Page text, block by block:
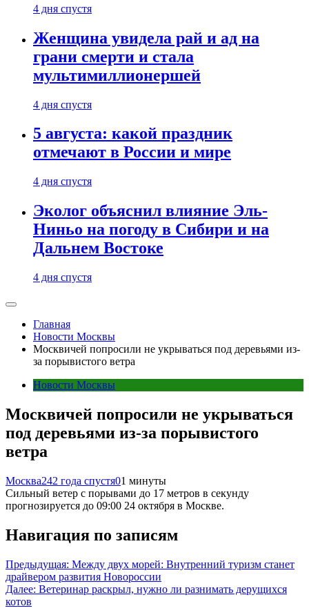
4 дня спустя
Женщина увидела рай и ад на
грани смерти и стала
мультимиллионершей
4 дня спустя
5 августа: какой праздник
отмечают в России и мире
4 дня спустя
Эколог объяснил влияние Эль-
Ниньо на погоду в Сибири и на
Дальнем Востоке
4 дня спустя
Главная
Новости Москвы
Москвичей попросили не укрываться под деревьями из-
за порывистого ветра
Новости Москвы
Москвичей попросили не укрываться
под деревьями из-за порывистого
ветра
Москва242 года спустя01 минуты
Сильный ветер с порывами до 17 метров в секунду
прогнозируется до 09:00 24 октября в Москве.
Навигация по записям
Предыдущая: Между двух морей: Внутренний туризм станет
драйвером развития Новороссии
Далее: Ветеринар раскрыл, нужно ли разнимать дерущихся
котов